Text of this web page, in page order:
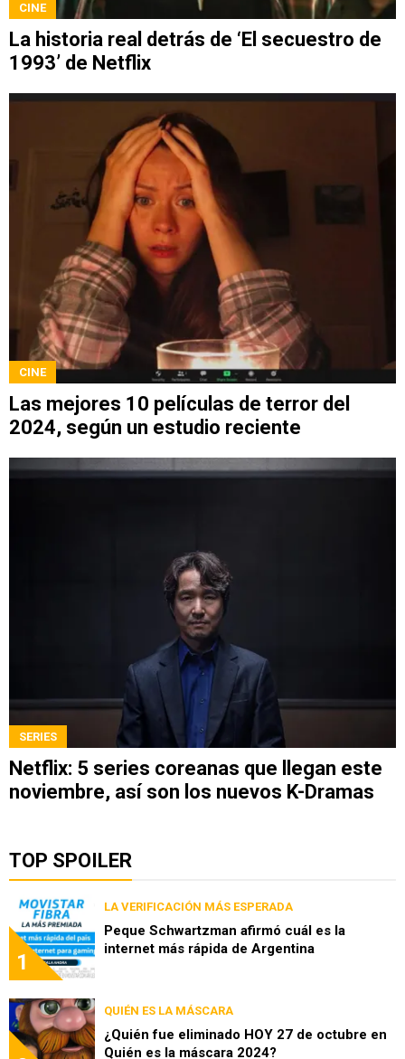
CINE
La historia real detrás de ‘El secuestro de
1993’ de Netflix
CINE
Las mejores 10 películas de terror del
2024, según un estudio reciente
SERIES
Netflix: 5 series coreanas que llegan este
noviembre, así son los nuevos K-Dramas
TOP SPOILER
1
LA VERIFICACIÓN MÁS ESPERADA
Peque Schwartzman afirmó cuál es la
internet más rápida de Argentina
QUIÉN ES LA MÁSCARA
¿Quién fue eliminado HOY 27 de octubre en
Quién es la máscara 2024?